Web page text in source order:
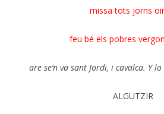
missa tots jorns
feu bé els pobres
are se’n va sant Jordi, i cavalca. Y
ALGUTZIR